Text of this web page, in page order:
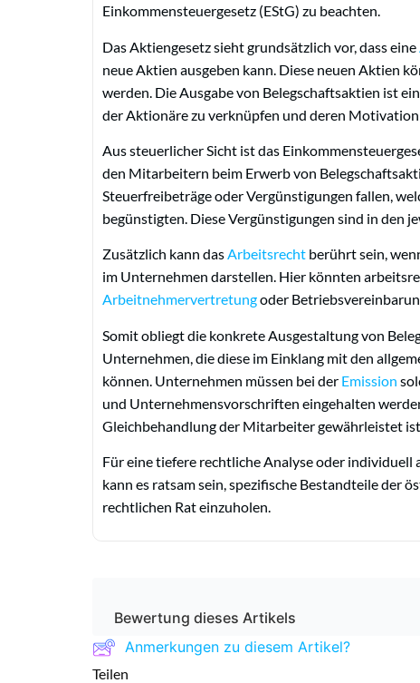
Einkommensteuergesetz (EStG) zu beachten.
Das Aktiengesetz sieht grundsätzlich vor, dass eine
neue Aktien ausgeben kann. Diese neuen Aktien
werden. Die Ausgabe von Belegschaftsaktien ist
der Aktionäre zu verknüpfen und deren
Aus steuerlicher Sicht ist das
den Mitarbeitern beim Erwerb von
Steuerfreibeträge oder Vergünstigungen fallen,
begünstigten. Diese Vergünstigungen sind in den
Zusätzlich kann dasArbeitsrecht berührt sein,
im Unternehmen darstellen. Hier könnten
Arbeitnehmervertretungoder
Somit obliegt die konkrete Ausgestaltung von
Unternehmen, die diese im Einklang mit den
können. Unternehmen müssen bei der Emission
und Unternehmensvorschriften eingehalten
Gleichbehandlung der Mitarbeiter gewährleistet
Für eine tiefere rechtliche Analyse oder
kann es ratsam sein, spezifische Bestandteile der
rechtlichen Rat einzuholen.
Bewertung dieses Artikels
Anmerkungen zu diesem Artikel?
Teilen